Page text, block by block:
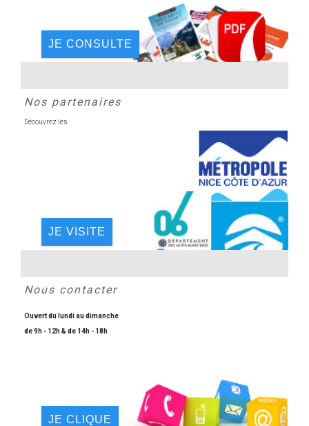
JE CONSULTE
Nos partenaires
Découvrez les
JE VISITE
Nous contacter
Ouvert du lundi au dimanche
de 9h - 12h & de 14h - 18h
JE CLIQUE